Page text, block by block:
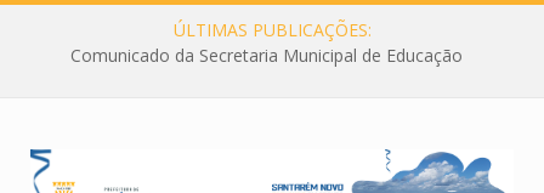
ÚLTIMAS PUBLICAÇÕES:
Comunicado da Secretaria Municipal de Educação